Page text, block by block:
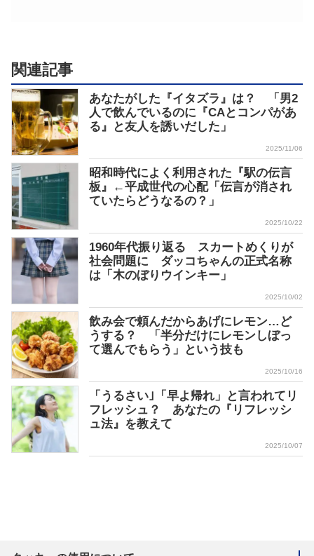
関連記事
あなたがした『イタズラ』は？ 「男2
人で飲んでいるのに『CAとコンパがあ
る』と友人を誘いだした」
2025/11/06
昭和時代によく利用された『駅の伝言
板』←平成世代の心配「伝言が消され
ていたらどうなるの？」
2025/10/22
1960年代振り返る スカートめくりが
社会問題に ダッコちゃんの正式名称
は「木のぼりウインキー」
2025/10/02
飲み会で頼んだからあげにレモン…ど
うする？ 「半分だけにレモンしぼっ
て選んでもらう」という技も
2025/10/16
「うるさい｣「早よ帰れ」と言われてリ
フレッシュ？ あなたの『リフレッシ
ュ法』を教えて
2025/10/07